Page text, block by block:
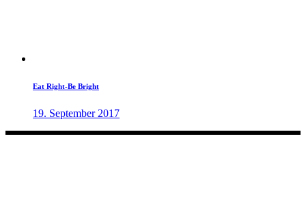
Eat Right-Be Bright
19. September 2017